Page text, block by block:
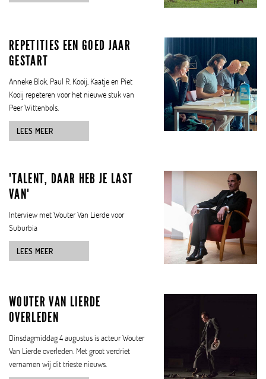
REPETITIES EEN GOED JAAR
GESTART
Anneke Blok, Paul R. Kooij, Kaatje en Piet
Kooij repeteren voor het nieuwe stuk van
Peer Wittenbols.
LEES MEER
'TALENT, DAAR HEB JE LAST
VAN'
Interview met Wouter Van Lierde voor
Suburbia
LEES MEER
WOUTER VAN LIERDE
OVERLEDEN
Dinsdagmiddag 4 augustus is acteur Wouter
Van Lierde overleden. Met groot verdriet
vernamen wij dit trieste nieuws.